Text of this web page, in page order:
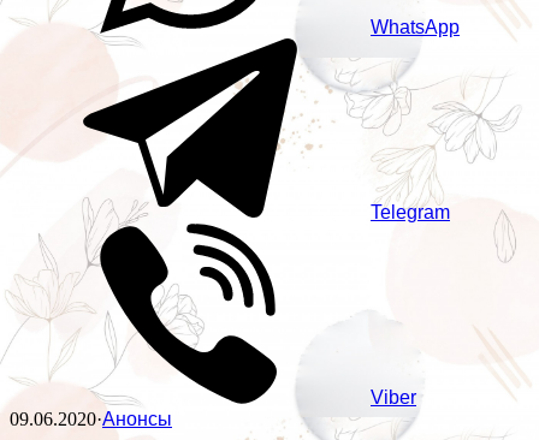
WhatsApp
Telegram
Viber
09.06.2020·Анонсы